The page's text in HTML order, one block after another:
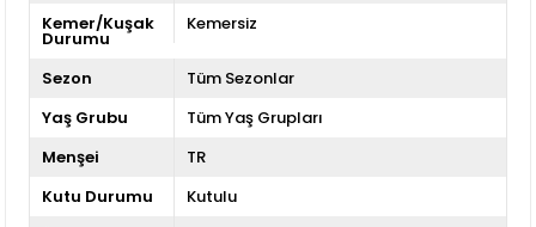
Kemer/Kuşak
Durumu
Kemersiz
Sezon
Tüm Sezonlar
Yaş Grubu
Tüm Yaş Grupları
Menşei
TR
Kutu Durumu
Kutulu